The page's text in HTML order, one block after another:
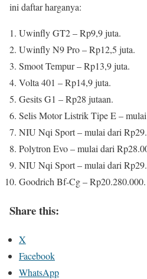
ini daftar harganya:
Uwinfly GT2 – Rp9,9 juta.
Uwinfly N9 Pro – Rp12,5 juta.
Smoot Tempur – Rp13,9 juta.
Volta 401 – Rp14,9 juta.
Gesits G1 – Rp28 jutaan.
Selis Motor Listrik Tipe E –
NIU Nqi Sport – mulai dari
Polytron Evo – mulai dari
NIU Nqi Sport – mulai dari
Goodrich Bf-Cg – Rp20.280.000.
Share this:
X
Facebook
WhatsApp